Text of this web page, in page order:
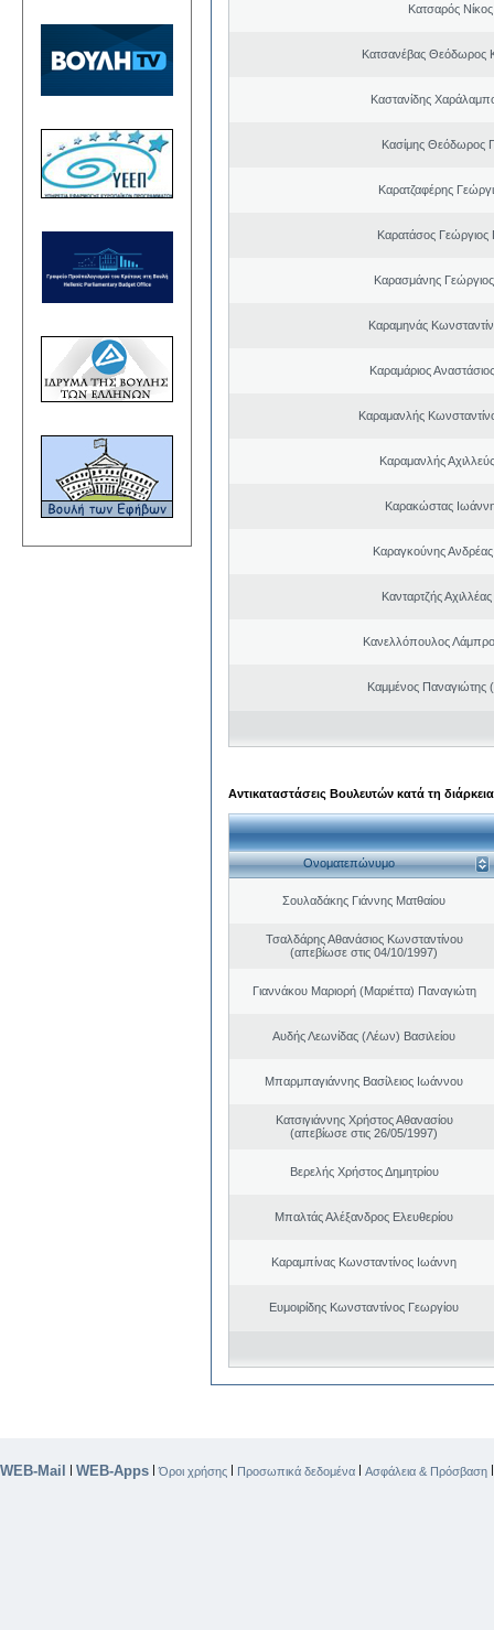
Κατσαρός
Κατσανέβας Θεόδωρος
Καστανίδης
Κασίμης Θεόδωρος
Καρατζαφέρης
Καρατάσος Γεώργιος
Καρασμάνης
Καραμηνάς
Καραμάριος
Καραμανλής
Καραμανλής
Καρακώστας
Καραγκούνης Ανδρέας
Κανταρτζής
Κανελλόπουλος
Καμμένος Παναγιώτης
Αντικαταστάσεις Βουλευτών κατά τη
Ονοματεπώνυμο
Σουλαδάκης Γιάννης Ματθαίου
Τσαλδάρης Αθανάσιος Κωνσταντίνου
(απεβίωσε στις 04/10/1997)
Γιαννάκου Μαριορή (Μαριέττα) Παναγιώτη
Αυδής Λεωνίδας (Λέων) Βασιλείου
Μπαρμπαγιάννης Βασίλειος Ιωάννου
Κατσιγιάννης Χρήστος Αθανασίου
(απεβίωσε στις 26/05/1997)
Βερελής Χρήστος Δημητρίου
Μπαλτάς Αλέξανδρος Ελευθερίου
Καραμπίνας Κωνσταντίνος Ιωάννη
Ευμοιρίδης Κωνσταντίνος Γεωργίου
WEB-Mail | WEB-Apps |Όροι χρήσης | Προσωπικά δεδομένα | Ασφάλεια & Πρόσβαση